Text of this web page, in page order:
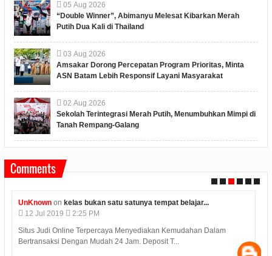
05 Aug 2026
“Double Winner”, Abimanyu Melesat Kibarkan Merah
Putih Dua Kali di Thailand
03 Aug 2026
Amsakar Dorong Percepatan Program Prioritas, Minta
ASN Batam Lebih Responsif Layani Masyarakat
02 Aug 2026
Sekolah Terintegrasi Merah Putih, Menumbuhkan Mimpi di
Tanah Rempang-Galang
Comments
UnKnownon kelas bukan satu satunya tempat belajar...
12 Jul 2019
2:25 PM
Situs Judi Online Terpercaya Menyediakan Kemudahan Dalam
Bertransaksi Dengan Mudah 24 Jam. Deposit T...